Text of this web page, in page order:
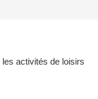
activités de loisirs